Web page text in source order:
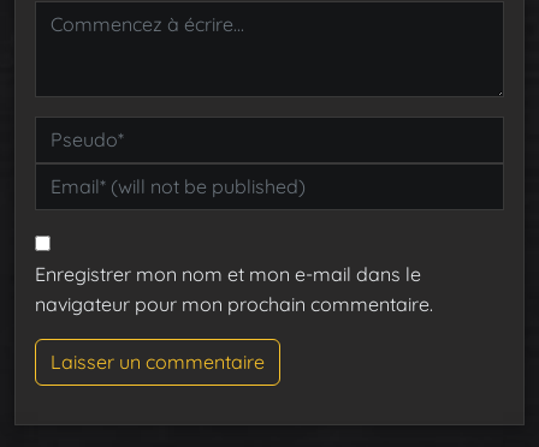
Enregistrer mon nom et mon e-mail dans le
navigateur pour mon prochain commentaire.